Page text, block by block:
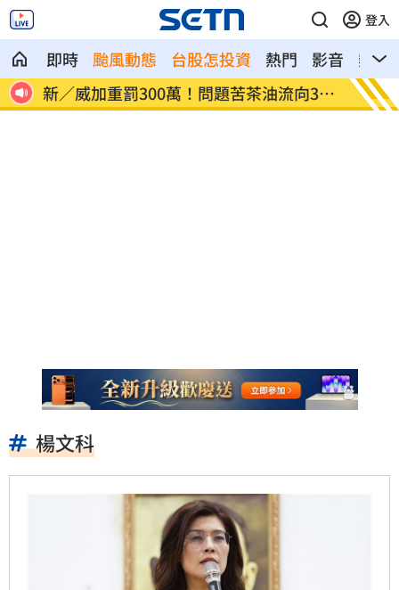
登入
即時 颱風動態 台股怎投資 熱門 影音
熱搜
3縣
毒油案延燒政院點名中市府 蔣萬安竟反
問
肥大
楊文科